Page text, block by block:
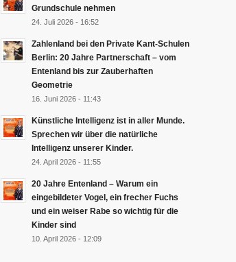
Grundschule nehmen
24. Juli 2026 - 16:52
Zahlenland bei den Private Kant-Schulen
Berlin: 20 Jahre Partnerschaft – vom
Entenland bis zur Zauberhaften
Geometrie
16. Juni 2026 - 11:43
Künstliche Intelligenz ist in aller Munde.
Sprechen wir über die natürliche
Intelligenz unserer Kinder.
24. April 2026 - 11:55
20 Jahre Entenland – Warum ein
eingebildeter Vogel, ein frecher Fuchs
und ein weiser Rabe so wichtig für die
Kinder sind
10. April 2026 - 12:09